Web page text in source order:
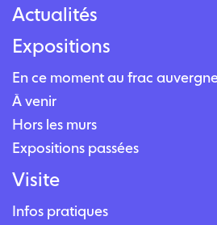
Actualités
Expositions
En ce moment au frac
À venir
Hors les murs
Expositions passées
Visite
Infos pratiques